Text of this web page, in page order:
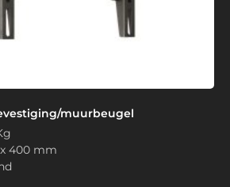
muurbeugel
400 mm